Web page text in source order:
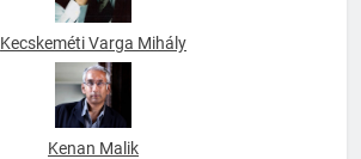
Kecskeméti Varga Mihály
Kenan Malik